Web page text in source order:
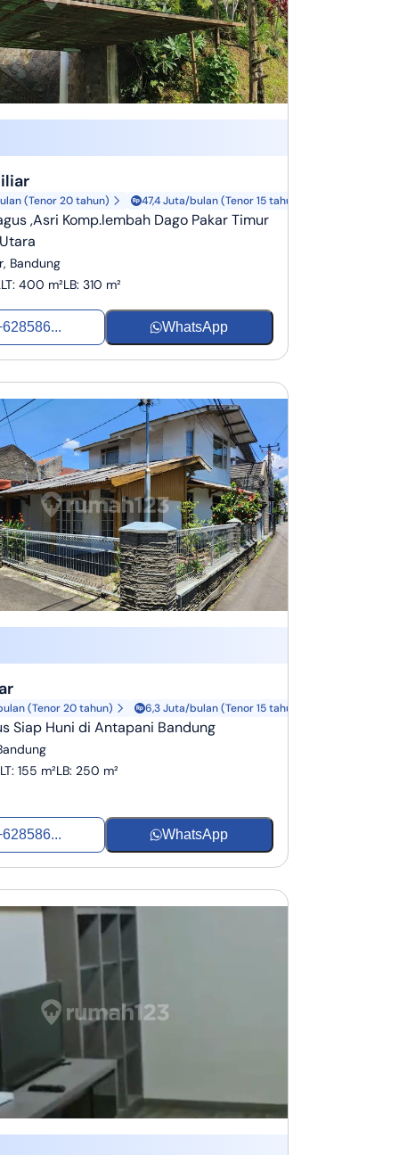
(Tenor 20 tahun) 47,4 Juta/bulan (Tenor 15 tahun)
,Asri Komp.lembah Dago Pakar Timur
Bandung
LT: 400 m²LB: 310 m²
WhatsApp
(Tenor 20 tahun) 6,3 Juta/bulan (Tenor 15 tahun)
Siap Huni di Antapani Bandung
LT: 155 m²LB: 250 m²
WhatsApp